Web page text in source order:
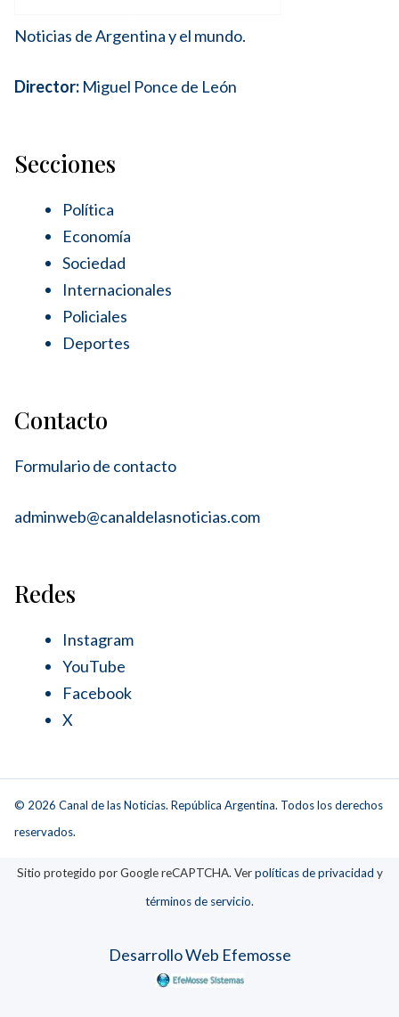
Noticias de Argentina y el mundo.
Director: Miguel Ponce de León
Secciones
Política
Economía
Sociedad
Internacionales
Policiales
Deportes
Contacto
Formulario de contacto
adminweb@canaldelasnoticias.com
Redes
Instagram
YouTube
Facebook
X
© 2026 Canal de las Noticias. República Argentina. Todos los derechos
reservados.
Sitio protegido por Google reCAPTCHA. Verpolíticas de privacidad y
términos de servicio.
Desarrollo Web Efemosse